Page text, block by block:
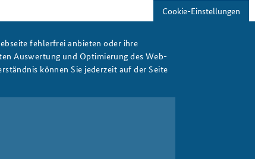
Cookie-Einstellungen
fehlerfrei anbieten oder ihre
Auswertung und Optimierung des Web-
können Sie jederzeit auf der Seite